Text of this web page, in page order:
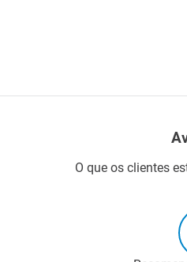
O que os clientes